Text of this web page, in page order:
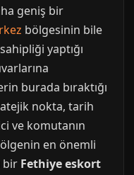
geniş bir
bölgesinin bile
yaptığı
burada bıraktığı
nokta, tarih
ve komutanın
en önemli
bir Fethiye eskort